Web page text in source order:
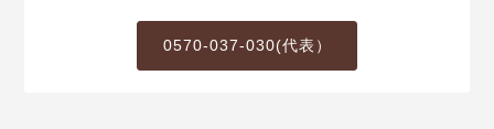
0570-037-030(代表）